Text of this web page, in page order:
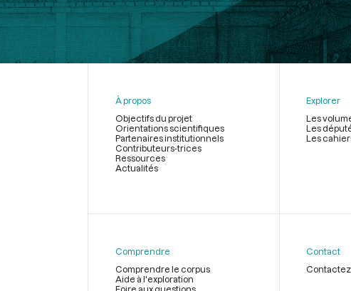
page
À propos
Objectifs du projet
Orientations scientifiques
Partenaires institutionnels
Contributeurs-trices
Ressources
Actualités
Explorer
Les
Les
Les
Comprendre
Comprendre le corpus
Aide à l'exploration
Foire aux questions
Contact